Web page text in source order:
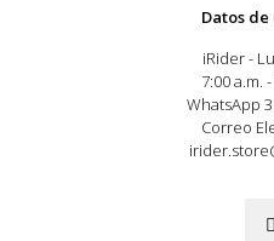
Datos
iRider -
7:00 a.m.
WhatsApp
Correo